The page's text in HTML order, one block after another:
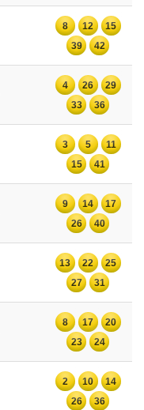
8 12
15
39
42
4 26
29
33
36
3 5
11
15
41
9 14
17
26
40
13 22
25
27
31
8 17
20
23
24
2 10
14
26
36